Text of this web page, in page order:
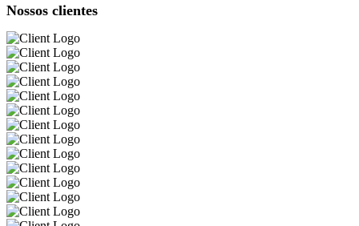
Nossos clientes